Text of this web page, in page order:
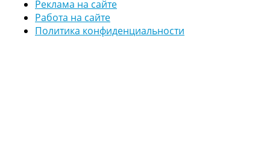
Реклама на сайте
Работа на сайте
Политика конфиденциальности